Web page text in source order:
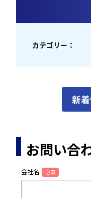
カテゴリー：
新
お問い合
会社名 必須